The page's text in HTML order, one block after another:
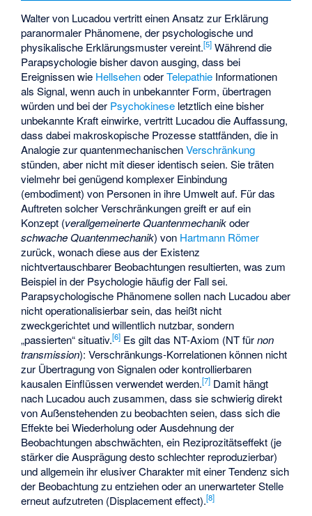
Walter von Lucadou vertritt einen Ansatz zur Erklärung
paranormaler Phänomene, der psychologische und
physikalische Erklärungsmuster vereint.[5] Während die
Parapsychologie bisher davon ausging, dass bei
Ereignissen wie HellsehenoderTelepathie Informationen
als Signal, wenn auch in unbekannter Form, übertragen
würden und bei der Psychokinese letztlich eine bisher
unbekannte Kraft einwirke, vertritt Lucadou die Auffassung,
dass dabei makroskopische Prozesse stattfänden, die in
Analogie zur quantenmechanischenVerschränkung
stünden, aber nicht mit dieser identisch seien. Sie träten
vielmehr bei genügend komplexer Einbindung
(embodiment) von Personen in ihre Umwelt auf. Für das
Auftreten solcher Verschränkungen greift er auf ein
Konzept (verallgemeinerte Quantenmechanikoder
schwache Quantenmechanik) von Hartmann Römer
zurück, wonach diese aus der Existenz
nichtvertauschbarer Beobachtungen resultierten, was zum
Beispiel in der Psychologie häufig der Fall sei.
Parapsychologische Phänomene sollen nach Lucadou aber
nicht operationalisierbar sein, das heißt nicht
zweckgerichtet und willentlich nutzbar, sondern
„passierten“ situativ.[6] Es gilt das NT-Axiom (NT fürnon
transmission): Verschränkungs-Korrelationen können nicht
zur Übertragung von Signalen oder kontrollierbaren
kausalen Einflüssen verwendet werden.[7] Damit hängt
nach Lucadou auch zusammen, dass sie schwierig direkt
von Außenstehenden zu beobachten seien, dass sich die
Effekte bei Wiederholung oder Ausdehnung der
Beobachtungen abschwächten, ein Reziprozitätseffekt (je
stärker die Ausprägung desto schlechter reproduzierbar)
und allgemein ihr elusiver Charakter mit einer Tendenz sich
der Beobachtung zu entziehen oder an unerwarteter Stelle
erneut aufzutreten (Displacement effect).[8]